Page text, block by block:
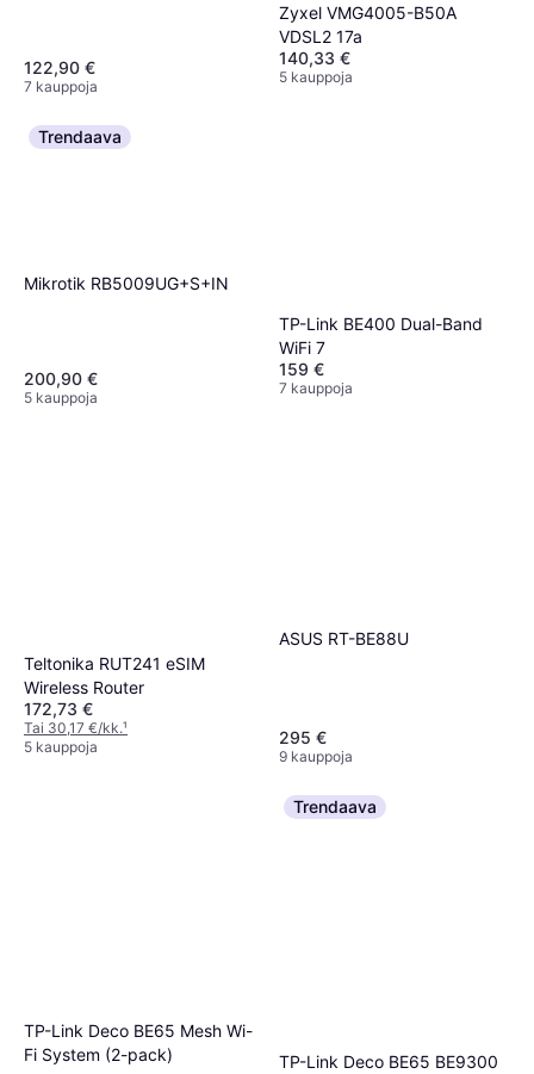
122,90 €
7 kauppoja
Zyxel VMG4005-B50A
VDSL2 17a
140,33 €
5 kauppoja
Trendaava
Mikrotik RB5009UG+S+IN
200,90 €
5 kauppoja
TP-Link BE400 Dual-Band
WiFi 7
159 €
7 kauppoja
Teltonika RUT241 eSIM
Wireless Router
172,73 €
Tai 30,17 €/kk.¹
5 kauppoja
ASUS RT-BE88U
295 €
9 kauppoja
TP-Link Deco BE65 Mesh Wi-
Fi System (2-pack)
Trendaava
TP-Link Deco BE65 BE9300